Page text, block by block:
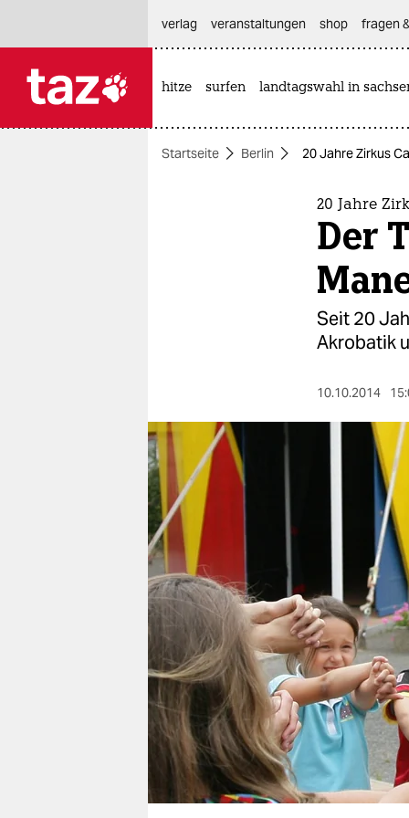
themen
nord
wahrheit
verlag
verlag
veranstaltungen
shop
fragen & hilfe
unterstützen
abo
genossenschaft
verlag
veranstaltungen shop fragen
hitze surfen landtagswahl in
Startseite Berlin 20 Jahre Zirkus
20 Jahre
Der
Seit 20
Akrobatik
10.10.2014